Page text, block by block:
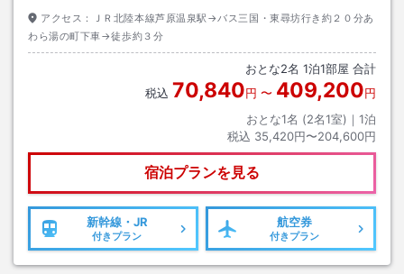
アクセス：
ＪＲ北陸本線芦原温泉駅→バス三国・東尋坊行き約２０分あ
わら湯の町下車→徒歩約３分
おとな2名 1泊1部屋 合計
税込 70,840円 〜 409,200円
おとな1名 (2名1室)｜ 1泊
税込 35,420円〜204,600円
宿泊プランを見る
新幹線・JR
付きプラン
航空券
付きプラン